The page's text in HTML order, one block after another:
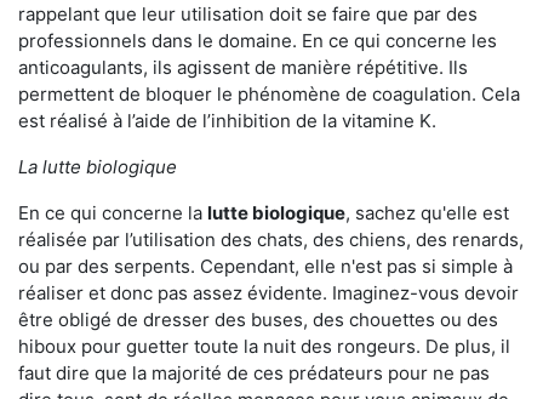
rappelant que leur utilisation doit se faire que par des
professionnels dans le domaine. En ce qui concerne les
anticoagulants, ils agissent de manière répétitive. Ils
permettent de bloquer le phénomène de coagulation. Cela
est réalisé à l’aide de l’inhibition de la vitamine K.
La lutte biologique
En ce qui concerne la lutte biologique, sachez qu'elle est
réalisée par l’utilisation des chats, des chiens, des renards,
ou par des serpents. Cependant, elle n'est pas si simple à
réaliser et donc pas assez évidente. Imaginez-vous devoir
être obligé de dresser des buses, des chouettes ou des
hiboux pour guetter toute la nuit des rongeurs. De plus, il
faut dire que la majorité de ces prédateurs pour ne pas